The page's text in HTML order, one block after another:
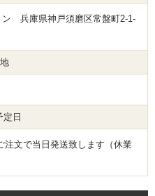
ン 兵庫県神戸須磨区常盤町2-1-
定日
注文で当日発送致します（休業